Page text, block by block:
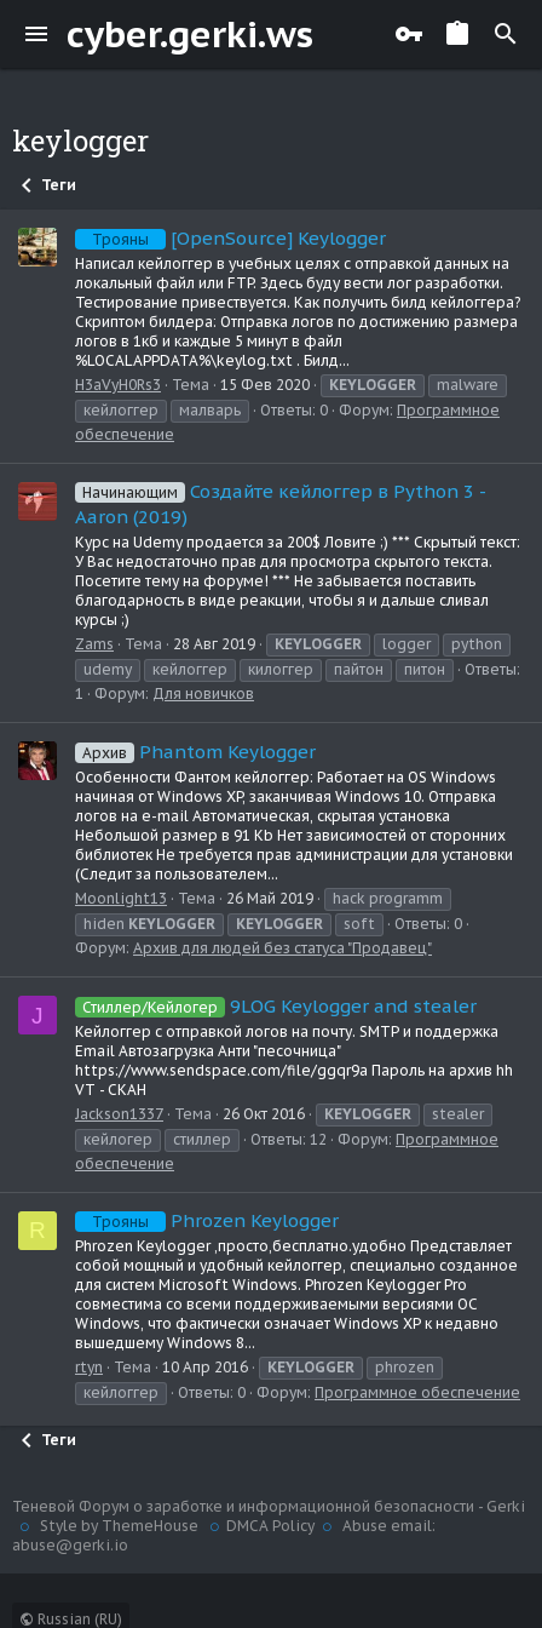
cyber.gerki.ws
keylogger
Теги
Трояны [OpenSource] Keylogger
Написал кейлоггер в учебных целях с отправкой данных на
локальный файл или FTP. Здесь буду вести лог разработки.
Тестирование привествуется. Как получить билд кейлоггера?
Скриптом билдера: Отправка логов по достижению размера
логов в 1кб и каждые 5 минут в файл
%LOCALAPPDATA%\keylog.txt . Билд...
H3aVyH0Rs3
Тема 15 Фев 2020 KEYLOGGER
malware
кейлоггер
малварь Ответы: 0 Форум: Программное
обеспечение
Начинающим
Создайте кейлоггер в Python 3 -
Aaron (2019)
Курс на Udemy продается за 200$ Ловите ;) *** Скрытый текст:
У Вас недостаточно прав для просмотра скрытого текста.
Посетите тему на форуме! *** Не забывается поставить
благодарность в виде реакции, чтобы я и дальше сливал
курсы ;)
Zams
Тема 28 Авг 2019 KEYLOGGER logger
python
udemy
кейлоггер килоггер пайтон питон
Ответы:
1
Форум: Для новичков
Архив Phantom Keylogger
Особенности Фантом кейлоггер: Работает на OS Windows
начиная от Windows XP, заканчивая Windows 10. Отправка
логов на e-mail Автоматическая, скрытая установка
Небольшой размер в 91 Kb Нет зависимостей от сторонних
библиотек Не требуется прав администрации для установки
(Следит за пользователем...
Moonlight13
Тема 26 Май 2019
hack programm
hiden KEYLOGGER KEYLOGGER soft
Ответы: 0
Форум: Архив для людей без статуса "Продавец"
J Стиллер/Кейлогер 9LOG Keylogger and stealer
Кейлоггер с отправкой логов на почту. SMTP и поддержка
Email Автозагрузка Анти "песочница"
https://www.sendspace.com/file/ggqr9a Пароль на архив hh
VT - СКАН
Jackson1337
Тема 26 Окт 2016 KEYLOGGER
stealer
кейлогер
стиллер Ответы: 12 Форум: Программное
обеспечение
R Трояны Phrozen Keylogger
Phrozen Keylogger ,просто,бесплатно.удобно Представляет
собой мощный и удобный кейлоггер, специально созданное
для систем Microsoft Windows. Phrozen Keylogger Pro
совместима со всеми поддерживаемыми версиями ОС
Windows, что фактически означает Windows XP к недавно
вышедшему Windows 8...
rtyn
Тема 10 Апр 2016 KEYLOGGER
phrozen
кейлоггер
Ответы: 0 Форум: Программное обеспечение
Теги
Russian (RU)
Теневой Форум о заработке и информационной безопасности - Gerki
Style by ThemeHouse
DMCA Policy
Abuse email:
abuse@gerki.io